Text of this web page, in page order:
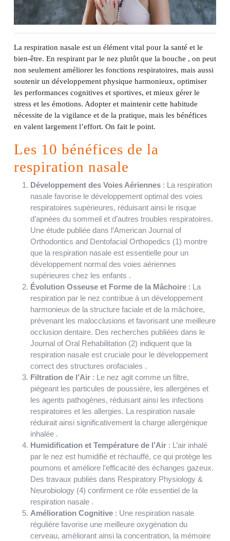
La respiration nasale est un élément vital pour la santé et le
bien-être. En respirant par le nez plutôt que la bouche , on peut
non seulement améliorer les fonctions respiratoires, mais aussi
soutenir un développement physique harmonieux, optimiser
les performances cognitives et sportives, et mieux gérer le
stress et les émotions. Adopter et maintenir cette habitude
nécessite de la vigilance et de la pratique, mais les bénéfices
en valent largement l’effort. On fait le point.
Les 10 bénéfices de la
respiration nasale
Développement des Voies Aériennes : La respiration
nasale favorise le développement optimal des voies
respiratoires supérieures, réduisant ainsi le risque
d’apnées du sommeil et d’autres troubles respiratoires.
Une étude publiée dans l’American Journal of
Orthodontics and Dentofacial Orthopedics (1) montre
que la respiration nasale est essentielle pour un
développement normal des voies aériennes
supérieures chez les enfants .
Évolution Osseuse et Forme de la Mâchoire : La
respiration par le nez contribue à un développement
harmonieux de la structure faciale et de la mâchoire,
prévenant les malocclusions et favorisant une meilleure
occlusion dentaire. Des recherches publiées dans le
Journal of Oral Rehabilitation (2) indiquent que la
respiration nasale est cruciale pour le développement
correct des structures orofaciales .
Filtration de l’Air : Le nez agit comme un filtre,
piégeant les particules de poussière, les allergènes et
les agents pathogènes, réduisant ainsi les infections
respiratoires et les allergies. La respiration nasale
réduirait ainsi significativement la charge allergénique
inhalée .
Humidification et Température de l’Air : L’air inhalé
par le nez est humidifié et réchauffé, ce qui protège les
poumons et améliore l’efficacité des échanges gazeux.
Des travaux publiés dans Respiratory Physiology &
Neurobiology (4) confirment ce rôle essentiel de la
respiration nasale .
Amélioration Cognitive : Une respiration nasale
régulière favorise une meilleure oxygénation du
cerveau, améliorant ainsi la concentration, la mémoire